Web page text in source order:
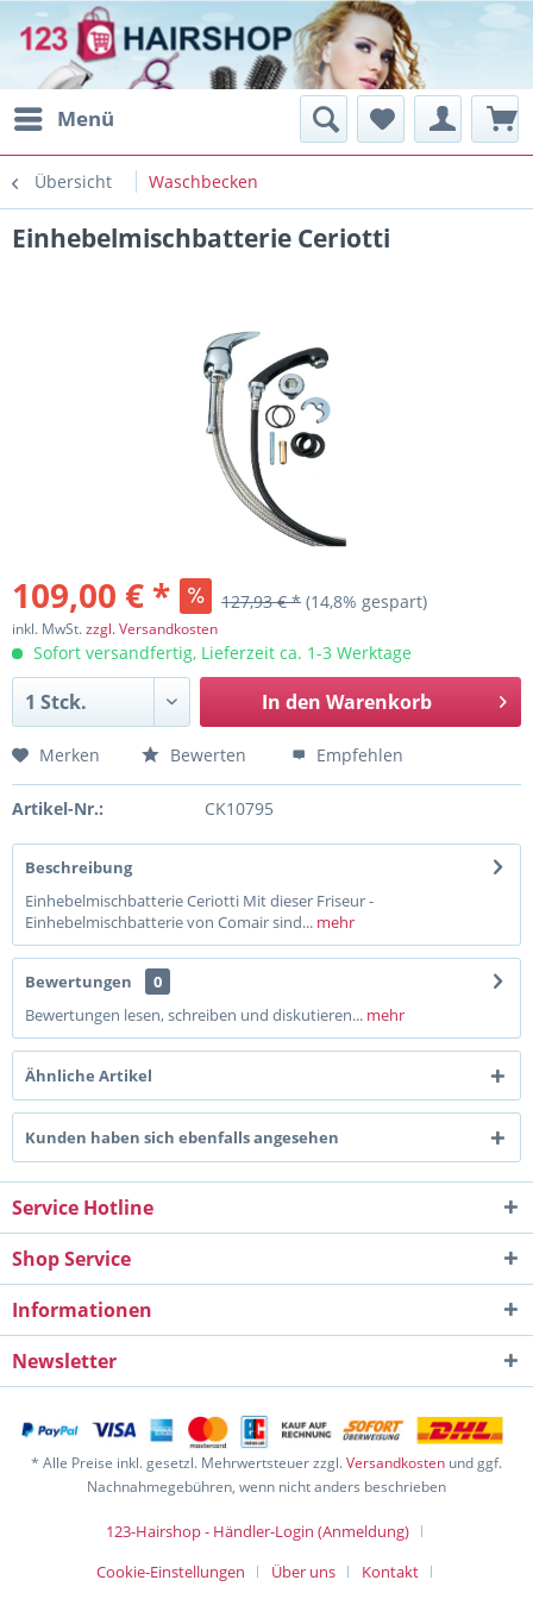
Menü
Übersicht Waschbecken
Einhebelmischbatterie Ceriotti
109,00 € * 127,93 € * (14,8% gespart)
inkl. MwSt.zzgl. Versandkosten
Sofort versandfertig, Lieferzeit ca. 1-3 Werktage
In den Warenkorb
Merken Bewerten Empfehlen
Artikel-Nr.: CK10795
Beschreibung
Einhebelmischbatterie Ceriotti Mit dieser Friseur -
Einhebelmischbatterie von Comair sind... mehr
Bewertungen
0
Bewertungen lesen, schreiben und diskutieren... mehr
Ähnliche Artikel
Kunden haben sich ebenfalls angesehen
Service Hotline
Shop Service
Informationen
Newsletter
* Alle Preise inkl. gesetzl. Mehrwertsteuer zzgl.Versandkosten und ggf.
Nachnahmegebühren, wenn nicht anders beschrieben
123-Hairshop - Händler-Login (Anmeldung)
Cookie-Einstellungen
Über uns Kontakt